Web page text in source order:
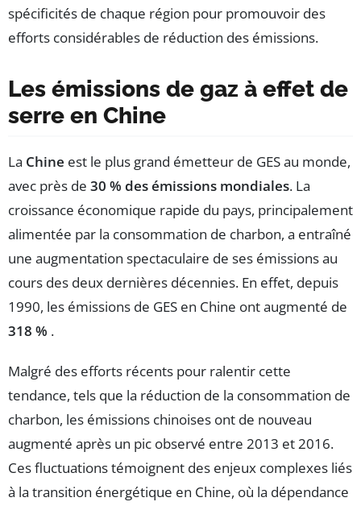
spécificités de chaque région pour promouvoir des
efforts considérables de réduction des émissions.
Les émissions de gaz à effet de
serre en Chine
La Chine est le plus grand émetteur de GES au monde,
avec près de 30 % des émissions mondiales. La
croissance économique rapide du pays, principalement
alimentée par la consommation de charbon, a entraîné
une augmentation spectaculaire de ses émissions au
cours des deux dernières décennies. En effet, depuis
1990, les émissions de GES en Chine ont augmenté de
318 % .
Malgré des efforts récents pour ralentir cette
tendance, tels que la réduction de la consommation de
charbon, les émissions chinoises ont de nouveau
augmenté après un pic observé entre 2013 et 2016.
Ces fluctuations témoignent des enjeux complexes liés
à la transition énergétique en Chine, où la dépendance